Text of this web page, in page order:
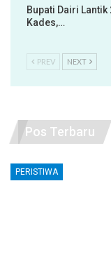
Bupati Dairi Lantik
Kades,…
PREV NEXT
Pos Terbaru
PERISTIWA